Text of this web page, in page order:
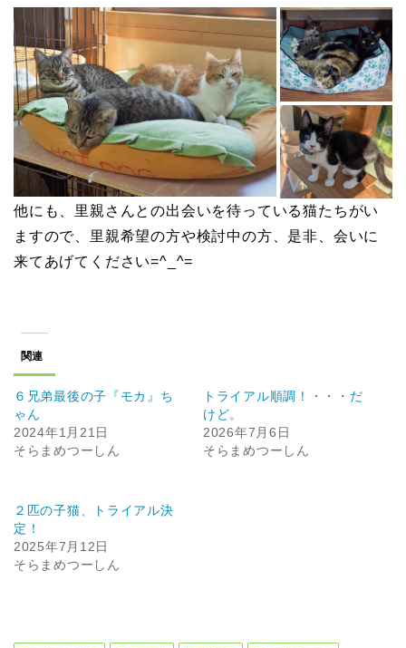
他にも、里親さんとの出会いを待っている猫たちがい
ますので、里親希望の方や検討中の方、是非、会いに
来てあげてください=^_^=
関連
６兄弟最後の子『モカ』ち
ゃん
2024年1月21日
そらまめつーしん
トライアル順調！・・・だ
けど。
2026年7月6日
そらまめつーしん
２匹の子猫、トライアル決
定！
2025年7月12日
そらまめつーしん